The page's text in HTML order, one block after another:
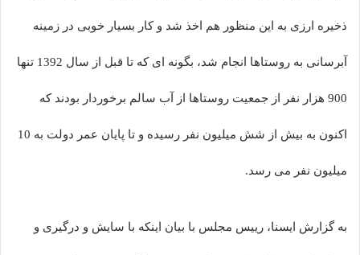
ذخیره ارزی به این منظور هم اخذ شد و کار بسیار خوبی در زمینه
آبرسانی به روستاها انجام شد، بگونه ای که تا قبل از سال 1392 تنها
900 هزار نفر از جمعیت روستاها از آب سالم برخوردار بودند که
اکنون به بیش از شش میلیون نفر رسیده و تا پایان عمر دولت به 10
میلیون نفر می رسد.
به گزارش ایسنا، رییس مجلس با بیان اینکه با سایش و درگیری و